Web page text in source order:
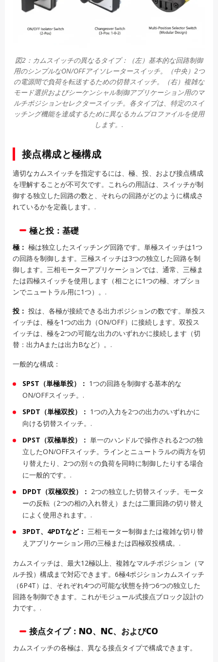
図2：カムスイッチの異なるタイプ：（左）基本的な回路制御
用のシンプルなON/OFFアイソレータースイッチ。（中央）2つ
の電源間で負荷を転送するための切替スイッチ。（右）複雑な
モード選択およびシーケンシャル制御アプリケーション用のマ
ルチポジションセレクタースイッチ。各タイプは、特定のスイ
ッチング機能を達成するために異なるカムプロファイルを使用
します。.
接点構成と極構成
適切なカムスイッチを指定するには、極、投、および接点構成
を理解することが不可欠です。これらの用語は、スイッチが制
御する独立した回路の数と、それらの回路がどのように構成さ
れているかを定義します。.
極と投：基礎
極： 極は独立したスイッチング回路です。単極スイッチは1つ
の回路を制御します。三極スイッチは3つの独立した回路を制
御します。三相モーターアプリケーションでは、通常、三極ま
たは四極スイッチを使用します（相ごとに1つの極、オプショ
ンでニュートラル用に1つ）。.
投： 投は、各極が接続できる出力ポジションの数です。単投ス
イッチは、極を1つの出力（ON/OFF）に接続します。双投ス
イッチは、極を2つの可能な出力のいずれかに接続します（切
替：出力Aまたは出力Bなど）。.
一般的な構成：
SPST（単極単投）： 1つの回路を制御する基本的な
ON/OFFスイッチ。.
SPDT（単極双投）： 1つの入力を2つの出力のいずれかに
向ける切替スイッチ。.
DPST（双極単投）： 単一のハンドルで操作される2つの独
立したON/OFFスイッチ。ラインとニュートラルの両方を切
り替えたり、2つの別々の負荷を同時に制御したりする場合
に一般的です。.
DPDT（双極双投）： 2つの独立した切替スイッチ。モータ
ーの反転（2つの相の入れ替え）または二重回路の切り替え
によく使用されます。.
3PDT、4PDTなど： 三相モーター制御または複雑な切り替
えアプリケーション用の三極または四極双投構成。.
カムスイッチは、最大12極以上、複雑なマルチポジション（マ
ルチ投）構成まで対応できます。6極4ポジションカムスイッチ
（6P4T）は、それぞれ4つの可能な状態を持つ6つの独立した
回路を制御できます。これがモジュール式接点ブロック設計の
力です。.
接点タイプ：NO、NC、およびCO
カムスイッチの各極は、異なる接点タイプで構成できます。